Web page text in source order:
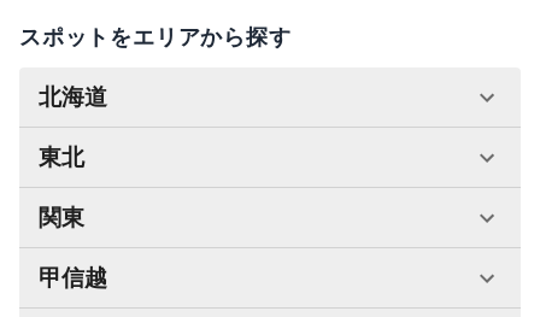
スポットをエリアから探す
北海道
東北
関東
甲信越